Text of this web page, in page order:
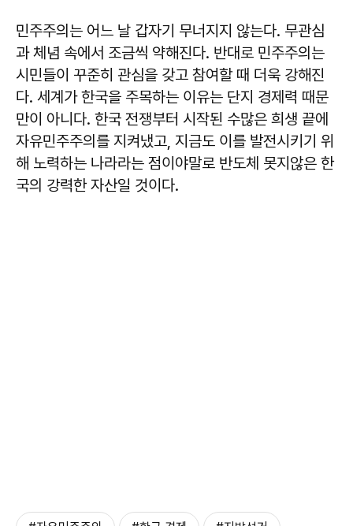
민주주의는 어느 날 갑자기 무너지지 않는다. 무관심
과 체념 속에서 조금씩 약해진다. 반대로 민주주의는
시민들이 꾸준히 관심을 갖고 참여할 때 더욱 강해진
다. 세계가 한국을 주목하는 이유는 단지 경제력 때문
만이 아니다. 한국 전쟁부터 시작된 수많은 희생 끝에
자유민주주의를 지켜냈고, 지금도 이를 발전시키기 위
해 노력하는 나라라는 점이야말로 반도체 못지않은 한
국의 강력한 자산일 것이다.